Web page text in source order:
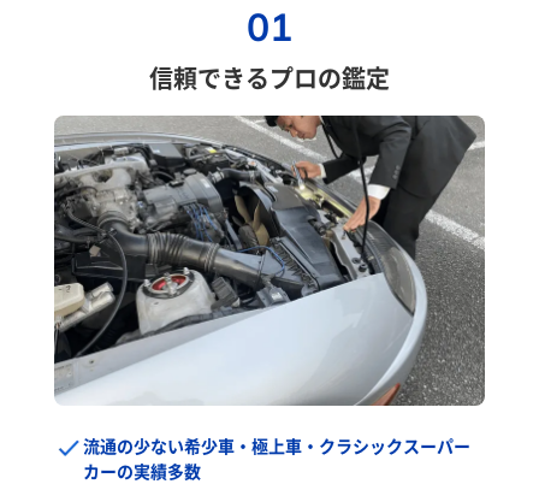
01
信頼できるプロの鑑定
流通の少ない希少車・極上車・クラシックスーパー
カーの実績多数